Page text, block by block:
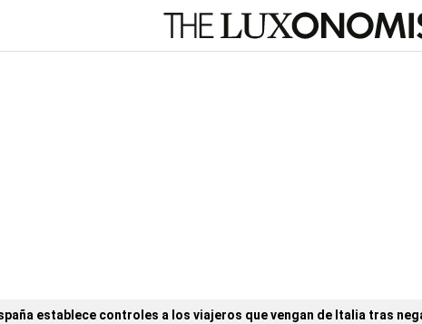
establece controles a los viajeros que vengan de Italia tras